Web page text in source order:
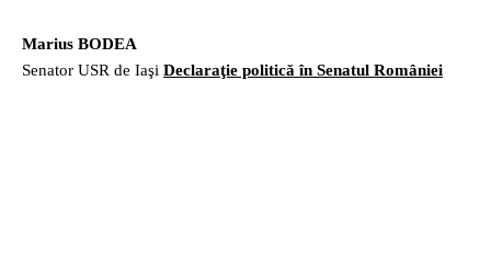
Marius BODEA
Senator USR de Iaşi Declaraţie politică în Senatul României